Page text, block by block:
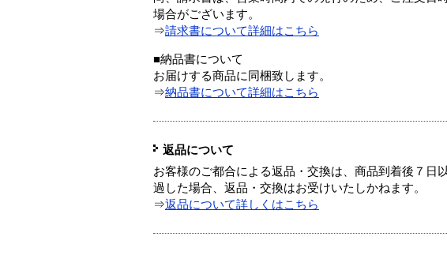
場合がございます。
⇒請求書について詳細はこちら
■納品書について
お届けする商品に同梱致します。
⇒納品書について詳細はこちら
返品について
お客様のご都合による返品・交換は、商品到着後７日
過した場合、返品・交換はお受けいたしかねます。
⇒返品について詳しくはこちら